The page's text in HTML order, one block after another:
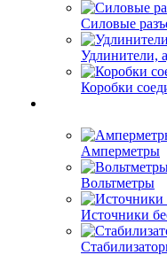
Силовые
Удлинители,
Коробки
Амперметры
Вольтметры
Источники